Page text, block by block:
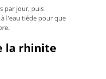
par jour, puis
l'eau tiède pour que
la rhinite